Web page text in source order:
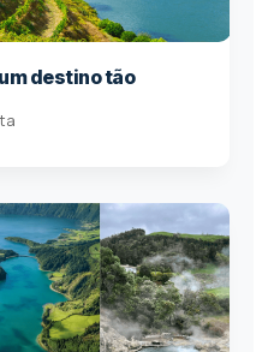
destino tão